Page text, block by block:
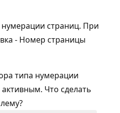
страниц. При
- Номер страницы
типа нумерации
Что сделать